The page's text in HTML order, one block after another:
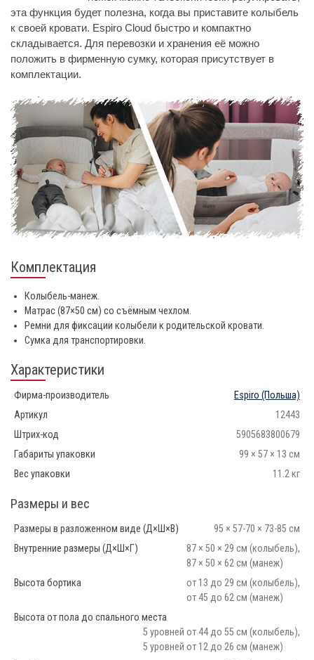
эта функция будет полезна, когда вы приставите колыбель
к своей кровати. Espiro Cloud быстро и компактно
складывается. Для перевозки и хранения её можно
положить в фирменную сумку, которая присутствует в
комплектации.
Комплектация
Колыбель-манеж.
Матрас (87×50 см) со съёмным чехлом.
Ремни для фиксации колыбели к родительской кровати.
Сумка для транспортировки.
Характеристики
Фирма-производитель Espiro (Польша)
Артикул
12443
Штрих-код
5905683800679
Габариты упаковки
99 × 57 × 13 см
Вес упаковки
11.2 кг
Размеры и вес
Размеры в разложенном виде (Д×Ш×В)
95 × 57-70 × 73-85 см
Внутренние размеры (Д×Ш×Г)
87 × 50 × 29 см (колыбель),
87 × 50 × 62 см (манеж)
Высота бортика
от 13 до 29 см (колыбель),
от 45 до 62 см (манеж)
Высота от пола до спального места
5 уровней от 44 до 55 см (колыбель),
5 уровней от 12 до 26 см (манеж)